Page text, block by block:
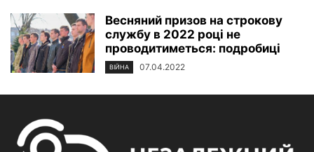
Весняний призов на строкову
службу в 2022 році не
проводитиметься: подробиці
ВІЙНА 07.04.2022